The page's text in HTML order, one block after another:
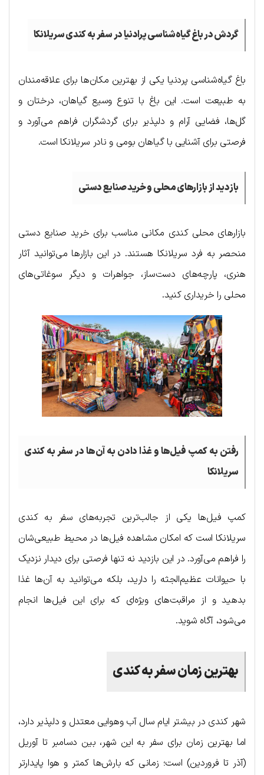
گردش در باغ گیاه‌شناسی پرادنیا در سفر به کندی سریلانکا
باغ گیاه‌شناسی پردنیا یکی از بهترین مکان‌ها برای علاقه‌مندان
به طبیعت است. این باغ با تنوع وسیع گیاهان، درختان و
گل‌ها، فضایی آرام و دلپذیر برای گردشگران فراهم می‌آورد و
فرصتی برای آشنایی با گیاهان بومی و نادر سریلانکا است.
بازدید از بازارهای محلی و خرید صنایع دستی
بازارهای محلی کندی مکانی مناسب برای خرید صنایع دستی
منحصر به فرد سریلانکا هستند. در این بازارها می‌توانید آثار
هنری، پارچه‌های دست‌ساز، جواهرات و دیگر سوغاتی‌های
محلی را خریداری کنید.
رفتن به کمپ فیل‌ها و غذا دادن به آن‌ها در سفر به کندی
سریلانکا
کمپ فیل‌ها یکی از جالب‌ترین تجربه‌های سفر به کندی
سریلانکا است که امکان مشاهده فیل‌ها در محیط طبیعی‌شان
را فراهم می‌آورد. در این بازدید نه تنها فرصتی برای دیدار نزدیک
با حیوانات عظیم‌الجثه را دارید، بلکه می‌توانید به آن‌ها غذا
بدهید و از مراقبت‌های ویژه‌ای که برای این فیل‌ها انجام
می‌شود، آگاه شوید.
بهترین زمان سفر به کندی
شهر کندی در بیشتر ایام سال آب وهوایی معتدل و دلپذیر دارد،
اما بهترین زمان برای سفر به این شهر، بین دسامبر تا آوریل
(آذر تا فروردین) است؛ زمانی که بارش‌ها کمتر و هوا پایدارتر